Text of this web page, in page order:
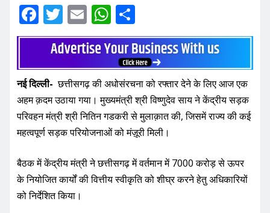
F
a
e
b
o
o
T
w
it
te
r
E
m
ai
l
W
h
at
s
A
p
p
h
ar
e
नई दिल्ली- छत्तीसगढ़ की अधोसंरचना को रफ्तार देने के लिए आज एक
अहम क़दम उठाया गया। मुख्यमंत्री श्री विष्णुदेव साय ने केंद्रीय सड़क
परिवहन मंत्री श्री नितिन गडकरी से मुलाक़ात की, जिसमें राज्य की कई
महत्वपूर्ण सड़क परियोजनाओं को मंज़ूरी मिली।
बैठक में केंद्रीय मंत्री ने छत्तीसगढ़ में वर्तमान में 7000 करोड़ से ऊपर
के नियोजित कार्यों की वित्तीय स्वीकृति को शीघ्र करने हेतु अधिकारियों
को निर्देशित किया।